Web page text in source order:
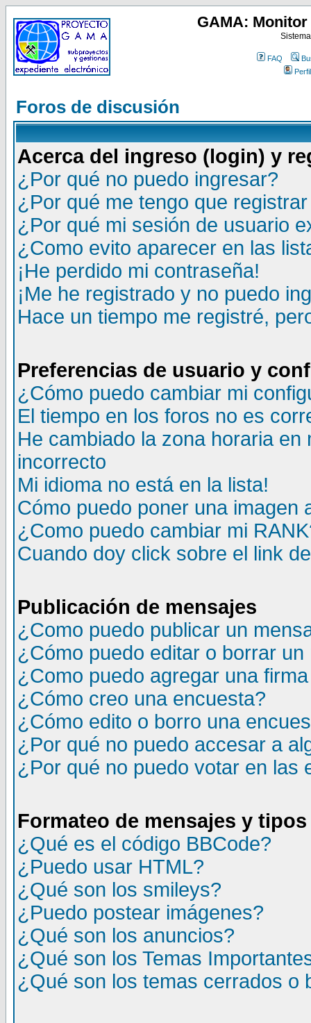
GAMA:
FAQ
Perfil
Foros de discusión
Acerca del ingreso (login) y
¿Por qué no puedo ingresar?
¿Por qué me tengo que
¿Por qué mi sesión de usuario
¿Como evito aparecer en las
¡He perdido mi contraseña!
¡Me he registrado y no puedo
Hace un tiempo me registré,
Preferencias de usuario y
¿Cómo puedo cambiar mi
El tiempo en los foros no es
He cambiado la zona horaria
incorrecto
Mi idioma no está en la lista!
Cómo puedo poner una imagen
¿Como puedo cambiar mi
Cuando doy click sobre el link
Publicación de mensajes
¿Como puedo publicar un
¿Cómo puedo editar o borrar un
¿Como puedo agregar una
¿Cómo creo una encuesta?
¿Cómo edito o borro una
¿Por qué no puedo accesar a
¿Por qué no puedo votar en las
Formateo de mensajes y
¿Qué es el código BBCode?
¿Puedo usar HTML?
¿Qué son los smileys?
¿Puedo postear imágenes?
¿Qué son los anuncios?
¿Qué son los Temas
¿Qué son los temas cerrados o